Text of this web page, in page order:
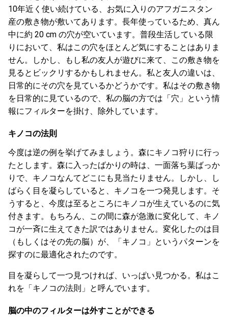
10年近く使い続けている、お気に入りのアフガニスタン
産の敷き物が敷いてあります。長年使っているため、真ん
中に約 20 cm の穴が空いています。普段生活している限
りにおいて、私はこの穴をほとんど気にすることはありま
せん。しかし、もし私の友人が遊びに来て、この敷き物を
見るとビックリするかもしれません。私と友人の違いは、
日常的にその穴を見ているかどうかです。私はその敷き物
を日常的に見ているので、私の脳の方では「穴」という情
報にフィルターを掛け、除外しています。
キノコの法則
今度は逆の例を挙げてみましょう。森にキノコ狩りに行っ
たとします。森に入ったばかりの時は、一面落ち葉ばっか
りで、キノコなんてどこにも見当たりません。しかし、し
ばらく目を凝らしていると、キノコを一つ発見します。そ
うすると、今度は至るところにキノコが生えているのに気
付きます。もちろん、この間に森が急激に変化して、キノ
コが一斉に生えてきた訳ではありません。変化したのは目
（もしくはその先の脳）が、「キノコ」というパターンを
探すのに最適化されたのです。
目を凝らして一つ見つければ、いっぱい見つかる。私はこ
れを「キノコの法則」と呼んでいます。
脳の中のフィルターは外すことができる